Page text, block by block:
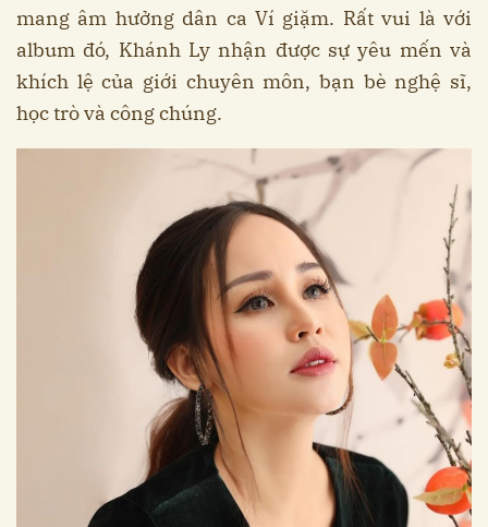
mang âm hưởng dân ca Ví giặm. Rất vui là với
album đó, Khánh Ly nhận được sự yêu mến và
khích lệ của giới chuyên môn, bạn bè nghệ sĩ,
học trò và công chúng.